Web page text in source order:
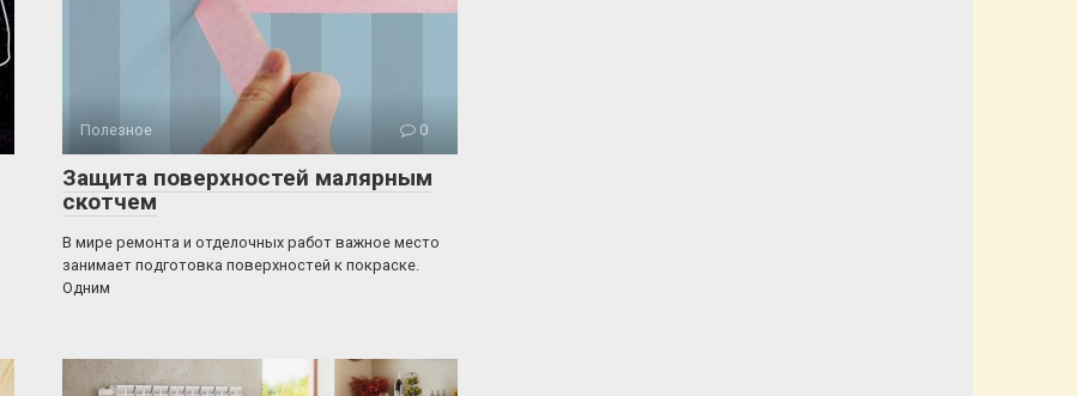
Полезное 0
Защита поверхностей малярным
скотчем
В мире ремонта и отделочных работ важное место
занимает подготовка поверхностей к покраске.
Одним